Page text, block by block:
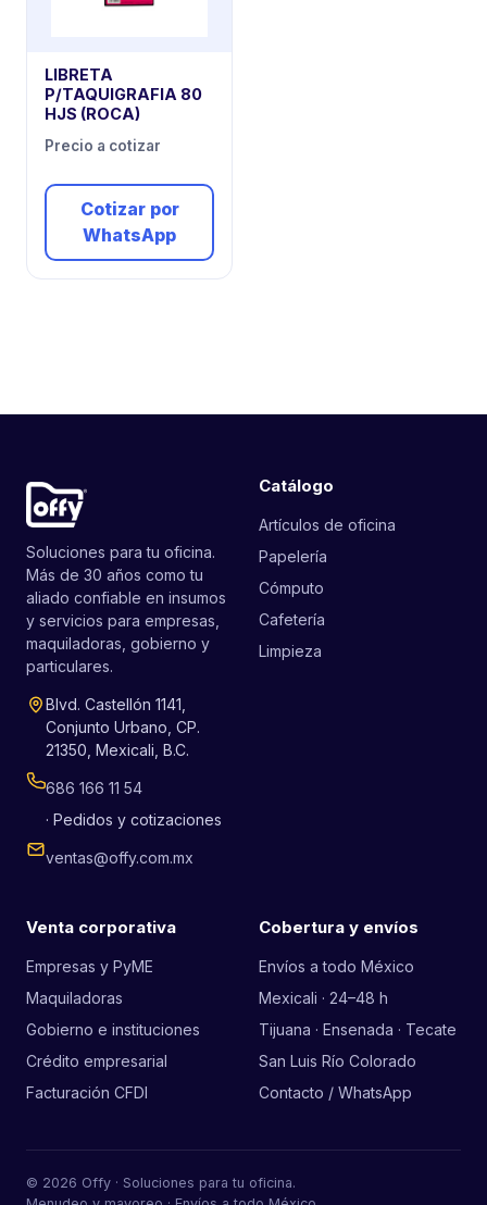
LIBRETA
P/TAQUIGRAFIA 80
HJS (ROCA)
Precio a cotizar
Cotizar por
WhatsApp
Soluciones para tu oficina.
Más de 30 años como tu
aliado confiable en insumos
y servicios para empresas,
maquiladoras, gobierno y
particulares.
Blvd. Castellón 1141,
Conjunto Urbano, CP.
21350, Mexicali, B.C.
686 166 11 54
· Pedidos y cotizaciones
ventas@offy.com.mx
Catálogo
Artículos de oficina
Papelería
Cómputo
Cafetería
Limpieza
Venta corporativa
Empresas y PyME
Maquiladoras
Gobierno e instituciones
Crédito empresarial
Facturación CFDI
Cobertura y envíos
Envíos a todo México
Mexicali · 24–48 h
Tijuana · Ensenada · Tecate
San Luis Río Colorado
Contacto / WhatsApp
© 2026 Offy · Soluciones para tu oficina.